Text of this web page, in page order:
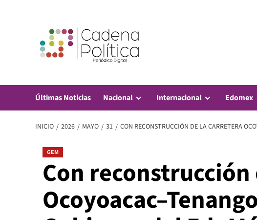
Últimas Noticias Nacional Internacional Edomex
INICIO 2026 MAYO 31 CON RECONSTRUCCIÓN DE LA CARRETERA
GEM
Con